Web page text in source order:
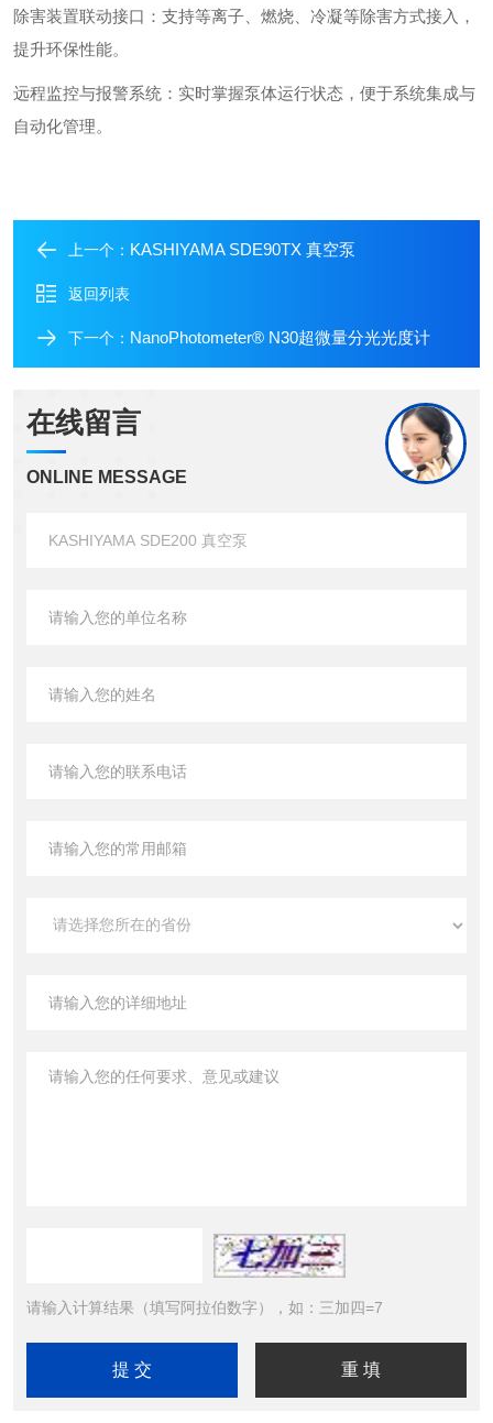
除害装置联动接口：支持等离子、燃烧、冷凝等除害方式接入，
提升环保性能。
远程监控与报警系统：实时掌握泵体运行状态，便于系统集成与
自动化管理。
上一个： KASHIYAMA SDE90TX 真空泵
返回列表
下一个： NanoPhotometer® N30超微量分光光度计
在线留言
ONLINE MESSAGE
请输入计算结果（填写阿拉伯数字），如：三加四=7